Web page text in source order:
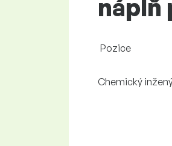
náplň
Pozice
Chemický